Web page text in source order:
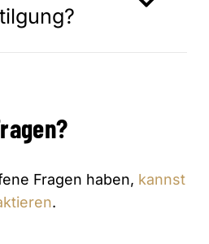
Fragen haben, kannst
.